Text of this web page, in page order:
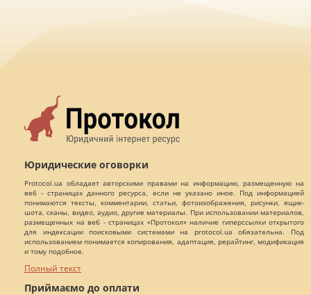
Юридические оговорки
Protocol.ua обладает авторскими правами на информацию, размещенную на
веб - страницах данного ресурса, если не указано иное. Под информацией
понимаются тексты, комментарии, статьи, фотоизображения, рисунки, ящик-
шота, сканы, видео, аудио, другие материалы. При использовании материалов,
размещенных на веб - страницах «Протокол» наличие гиперссылки открытого
для индексации поисковыми системами на protocol.ua обязательна. Под
использованием понимается копирования, адаптация, рерайтинг, модификация
и тому подобное.
Полный текст
Приймаємо до оплати